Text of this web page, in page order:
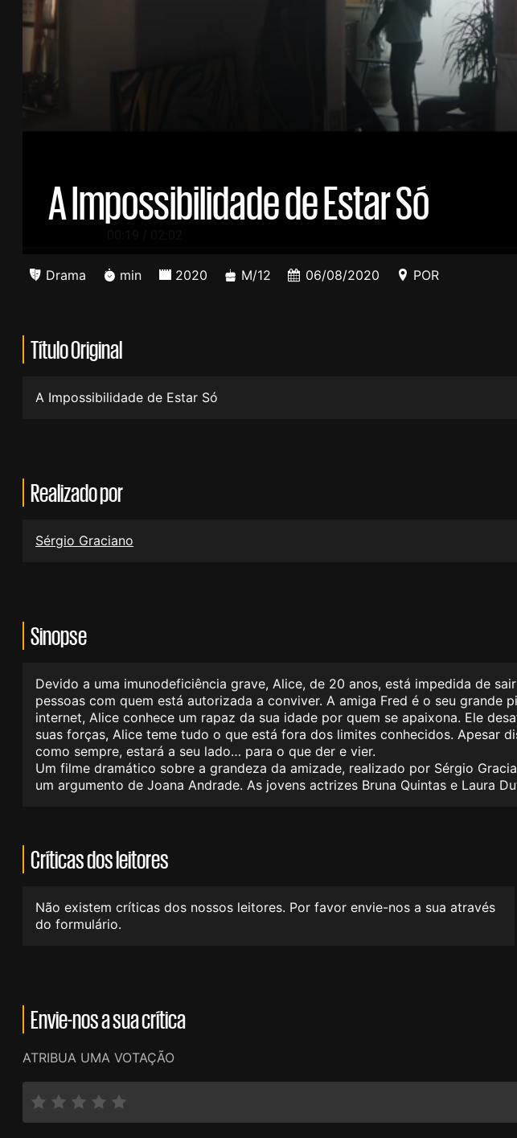
A Impossibilidade de Estar Só
Drama min 2020 M/12 06/08/2020 POR
Título Original
A Impossibilidade de Estar Só
Realizado por
Sérgio Graciano
Sinopse
Devido a uma imunodeficiência grave, Alice, de 20 anos, está impedida de
pessoas com quem está autorizada a conviver. A amiga Fred é o seu grande
internet, Alice conhece um rapaz da sua idade por quem se apaixona. Ele
suas forças, Alice teme tudo o que está fora dos limites conhecidos. Apesar
como sempre, estará a seu lado… para o que der e vier.
Um filme dramático sobre a grandeza da amizade, realizado por Sérgio
um argumento de Joana Andrade. As jovens actrizes Bruna Quintas e Laura
Críticas dos leitores
Não existem críticas dos nossos leitores. Por favor envie-nos a sua através
do formulário.
Envie-nos a sua crítica
ATRIBUA UMA VOTAÇÃO